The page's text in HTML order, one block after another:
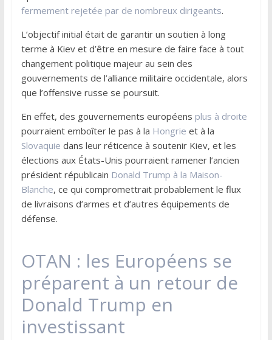
fermement rejetée par de nombreux dirigeants.
L’objectif initial était de garantir un soutien à long
terme à Kiev et d’être en mesure de faire face à tout
changement politique majeur au sein des
gouvernements de l’alliance militaire occidentale, alors
que l’offensive russe se poursuit.
En effet, des gouvernements européens plus à droite
pourraient emboîter le pas à la Hongrie et à la
Slovaquie dans leur réticence à soutenir Kiev, et les
élections aux États-Unis pourraient ramener l’ancien
président républicain Donald Trump à la Maison-
Blanche, ce qui compromettrait probablement le flux
de livraisons d’armes et d’autres équipements de
défense.
OTAN : les Européens se
préparent à un retour de
Donald Trump en
investissant